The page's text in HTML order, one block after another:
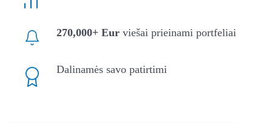
270,000+ Eurviešai prieinami portfeliai
Dalinamės savo patirtimi